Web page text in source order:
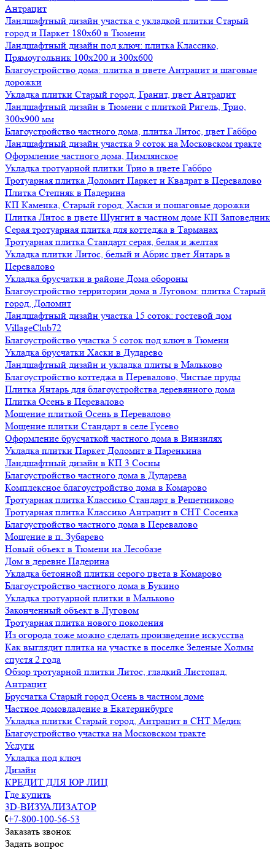
Антрацит
Ландшафтный дизайн участка с укладкой плитки Старый
город и Паркет 180х60 в Тюмени
Ландшафтный дизайн под ключ: плитка Классико,
Прямоугольник 100х200 и 300х600
Благоустройство дома: плитка в цвете Антрацит и шаговые
дорожки
Укладка плитки Старый город, Гранит, цвет Антрацит
Ландшафтный дизайн в Тюмени с плиткой Ригель, Трио,
300х900 мм
Благоустройство частного дома, плитка Литос, цвет Габбро
Ландшафтный дизайн участка 9 соток на Московском тракте
Оформление частного дома, Цимлянское
Укладка тротуарной плитки Трио в цвете Габбро
Тротуарная плитка Доломит Паркет и Квадрат в Перевалово
Плитка Степняк в Падерина
КП Каменка, Старый город, Хаски и пошаговые дорожки
Плитка Литос в цвете Шунгит в частном доме КП Заповедник
Серая тротуарная плитка для коттеджа в Тарманах
Тротуарная плитка Стандарт серая, белая и желтая
Укладка плитки Литос, белый и Абрис цвет Янтарь в
Перевалово
Укладка брусчатки в районе Дома обороны
Благоустройство территории дома в Луговом: плитка Старый
город, Доломит
Ландшафтный дизайн участка 15 соток: гостевой дом
VillageClub72
Благоустройство участка 5 соток под ключ в Тюмени
Укладка брусчатки Хаски в Дударево
Ландшафтный дизайн и укладка плиты в Мальково
Благоустройство коттеджа в Перевалово, Чистые пруды
Плитка Янтарь для благоустройства деревянного дома
Плитка Осень в Перевалово
Мощение плиткой Осень в Перевалово
Мощение плитки Стандарт в селе Гусево
Оформление брусчаткой частного дома в Винзилях
Укладка плитки Паркет Доломит в Паренкина
Ландшафтный дизайн в КП 3 Сосны
Благоустройство частного дома в Дударева
Комплексное благоустройство дома в Комарово
Тротуарная плитка Классико Стандарт в Решетниково
Тротуарная плитка Классико Антрацит в СНТ Сосенка
Благоустройство частного дома в Перевалово
Мощение в п. Зубарево
Новый объект в Тюмени на Лесобазе
Дом в деревне Падерина
Укладка бетонной плитки серого цвета в Комарово
Благоустройство частного дома в Букино
Укладка тротуарной плитки в Мальково
Законченный объект в Луговом
Тротуарная плитка нового поколения
Из огорода тоже можно сделать произведение искусства
Как выглядит плитка на участке в поселке Зеленые Холмы
спустя 2 года
Обзор тротуарной плитки Литос, гладкий Листопад,
Антрацит
Брусчатка Старый город Осень в частном доме
Частное домовладение в Екатеринбурге
Укладка плитки Старый город, Антрацит в СНТ Медик
Благоустройство участка на Московском тракте
Услуги
Укладка под ключ
Дизайн
КРЕДИТ ДЛЯ ЮР ЛИЦ
Где купить
3D-ВИЗУАЛИЗАТОР
+7-800-100-56-53
Заказать звонок
Задать вопрос